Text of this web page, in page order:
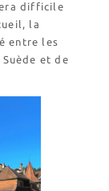
difficile
la
entre les
et de